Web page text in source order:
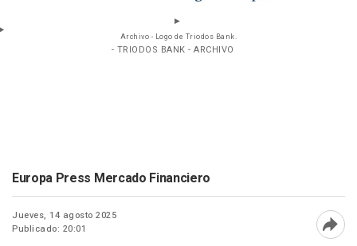
Archivo - Logo de Triodos Bank.
- TRIODOS BANK - ARCHIVO
Europa Press Mercado Financiero
Jueves, 14 agosto 2025
Publicado: 20:01